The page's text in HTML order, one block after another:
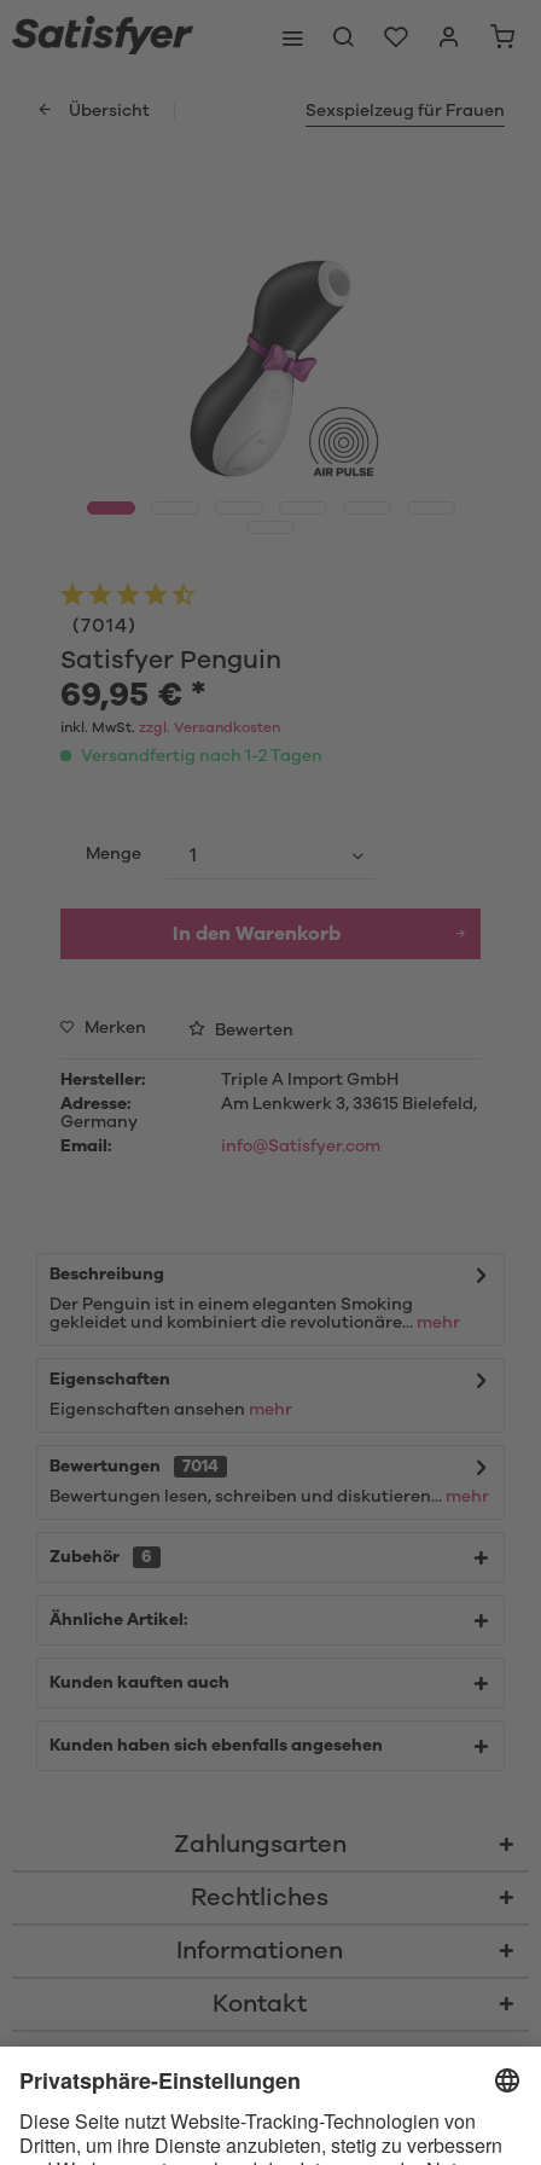
Übersicht Sexspielzeug für Frauen
Satisfyer Penguin
(7014)
69,95 € *
inkl. MwSt. zzgl. Versandkosten
Versandfertig nach 1-2 Tagen
Menge
In den Warenkorb
Merken Bewerten
Hersteller:
Triple A Import GmbH
Adresse:
Am Lenkwerk 3, 33615 Bielefeld,
Germany
Email:
info@Satisfyer.com
Beschreibung
Der Penguin ist in einem eleganten Smoking
gekleidet und kombiniert die revolutionäre... mehr
Eigenschaften
Eigenschaften ansehen mehr
Bewertungen
7014
Bewertungen lesen, schreiben und diskutieren... mehr
Zubehör 6
Ähnliche Artikel:
Kunden kauften auch
Kunden haben sich ebenfalls angesehen
Zahlungsarten
Rechtliches
Informationen
Kontakt
Nachnahmegebühren, wenn nicht anders beschrieben
und Eigentum der Bluetooth SIG, Inc. Die Nutzung dieser Marken durch